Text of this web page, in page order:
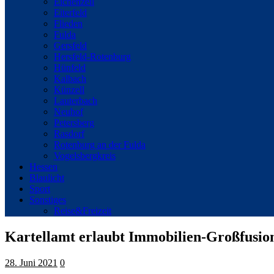
Eiterfeld
Flieden
Fulda
Gersfeld
Hersfeld-Rotenburg
Hünfeld
Kalbach
Künzell
Lauterbach
Neuhof
Petersberg
Rasdorf
Rotenburg an der Fulda
Vogelsbergkreis
Hessen
Blaulicht
Sport
Sonstiges
Reise&Freizeit
Kartellamt erlaubt Immobilien-
28. Juni 2021 0